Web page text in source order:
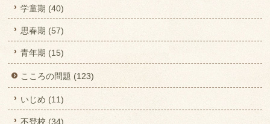
学童期 (40)
思春期 (57)
青年期 (15)
こころの問題 (123)
いじめ (11)
不登校 (34)